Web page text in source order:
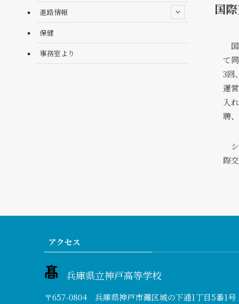
国
国
て
3回
運
入
聘
シ
際
進路情報
保健
事務室より
アクセス
兵庫県立神戸高等学校
〒657-0804 兵庫県神戸市灘区城の下通1丁目5番1号